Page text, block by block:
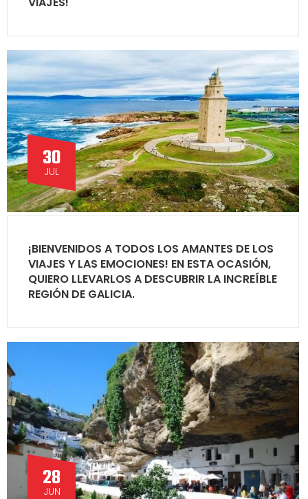
30
JUL
¡BIENVENIDOS A TODOS LOS AMANTES DE LOS
VIAJES Y LAS EMOCIONES! EN ESTA OCASIÓN,
QUIERO LLEVARLOS A DESCUBRIR LA INCREÍBLE
REGIÓN DE GALICIA.
28
JUN